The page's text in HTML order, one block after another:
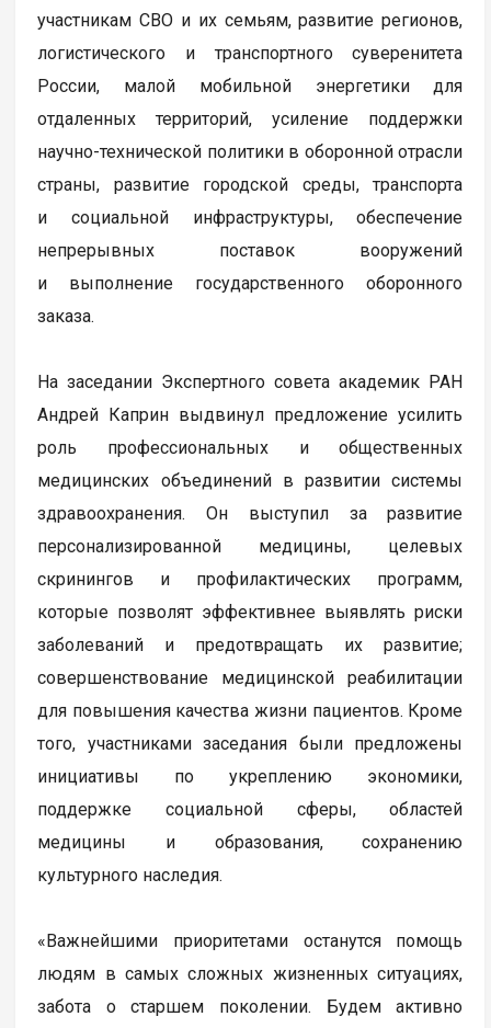
участникам СВО и их семьям, развитие регионов,
логистического и транспортного суверенитета
России, малой мобильной энергетики для
отдаленных территорий, усиление поддержки
научно-технической политики в оборонной отрасли
страны, развитие городской среды, транспорта
и социальной инфраструктуры, обеспечение
непрерывных поставок вооружений
и выполнение государственного оборонного
заказа.
На заседании Экспертного совета академик РАН
Андрей Каприн выдвинул предложение усилить
роль профессиональных и общественных
медицинских объединений в развитии системы
здравоохранения. Он выступил за развитие
персонализированной медицины, целевых
скринингов и профилактических программ,
которые позволят эффективнее выявлять риски
заболеваний и предотвращать их развитие;
совершенствование медицинской реабилитации
для повышения качества жизни пациентов. Кроме
того, участниками заседания были предложены
инициативы по укреплению экономики,
поддержке социальной сферы, областей
медицины и образования, сохранению
культурного наследия.
«Важнейшими приоритетами останутся помощь
людям в самых сложных жизненных ситуациях,
забота о старшем поколении. Будем активно